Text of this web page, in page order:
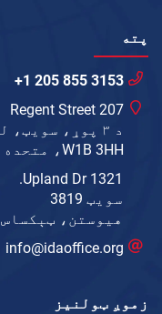
پته
+1 205 855 3153
207 Regent Street
د ۳ پوړ، سویټ، لندن
W1B 3HH، متحده سلطنت
1321 Upland Dr.
سویټ 3819
هیوستن، ټېکساس 77043، متحده ایالات
info@idaoffice.org
زموږ ټولنیز